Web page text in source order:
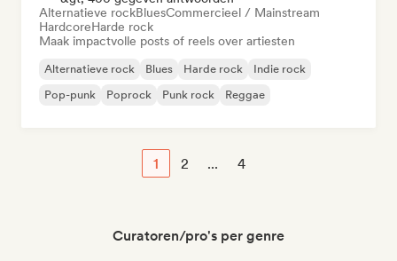
Alternatieve rockBluesCommercieel / Mainstream
HardcoreHarde rock
Maak impactvolle posts of reels over artiesten
Alternatieve rock Blues Harde rock
Indie rock
Pop-punk
Poprock Punk rock Reggae
1 2 ... 4
Curatoren/pro's per genre